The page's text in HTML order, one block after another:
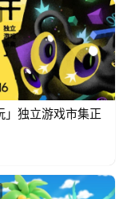
」独立游戏市集正